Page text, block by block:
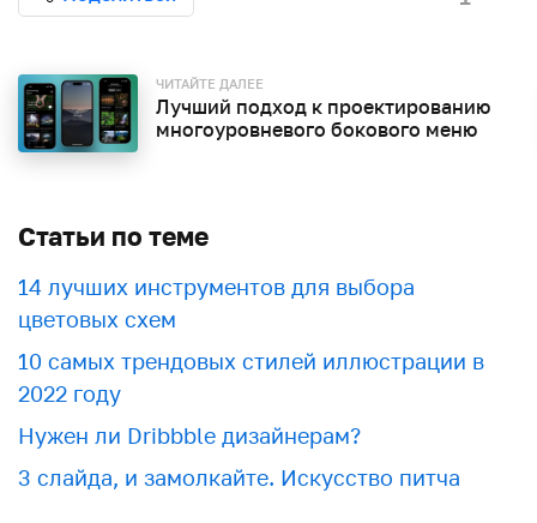
ЧИТАЙТЕ ДАЛЕЕ
Лучший подход к проектированию
многоуровневого бокового меню
Статьи по теме
​​14 лучших инструментов для выбора
цветовых схем
10 самых трендовых стилей иллюстрации в
2022 году
Нужен ли Dribbble дизайнерам?
3 слайда, и замолкайте. Искусство питча